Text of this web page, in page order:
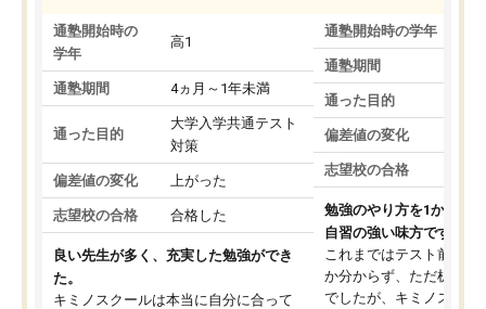
通塾開始時の
学年
高1
通塾期間 4ヵ月～1年未満
通った目的
大学入学共通テスト
対策
偏差値の変化 上がった
志望校の合格 合格した
良い先生が多く、充実した勉強ができ
た。
キミノスクールは本当に自分に合って
通塾開始時の学年
通塾期間
通った目的
偏差値の変化
志望校の合格
勉強のやり方を1から教
自習の強い味方です。
これまではテスト前に何
か分からず、ただ机に座
でしたが、キミノスクー